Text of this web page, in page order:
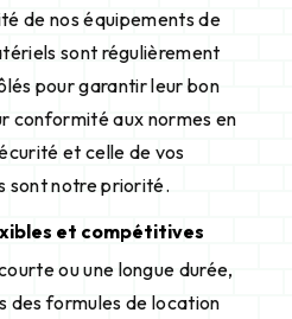
de nos équipements de
sont régulièrement
pour garantir leur bon
conformité aux normes en
et celle de vos
sont notre priorité.
et compétitives
ou une longue durée,
des formules de location